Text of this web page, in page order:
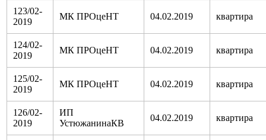
123/02-
2019
МК ПРОцеНТ 04.02.2019 квартира
124/02-
2019
МК ПРОцеНТ 04.02.2019 квартира
125/02-
2019
МК ПРОцеНТ 04.02.2019 квартира
126/02-
2019
ИП
УстюжанинаКВ
04.02.2019 квартира